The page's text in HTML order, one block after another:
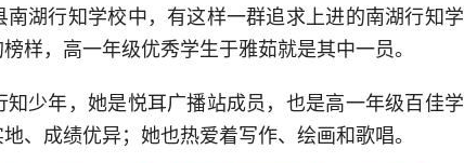
湖行知学校中，有这样一群追求上进的南湖行知学
样，高一年级优秀学生于雅茹就是其中一员。
少年，她是悦耳广播站成员，也是高一年级百佳学
、成绩优异；她也热爱着写作、绘画和歌唱。